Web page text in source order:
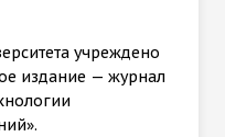
учреждено
издание — журнал